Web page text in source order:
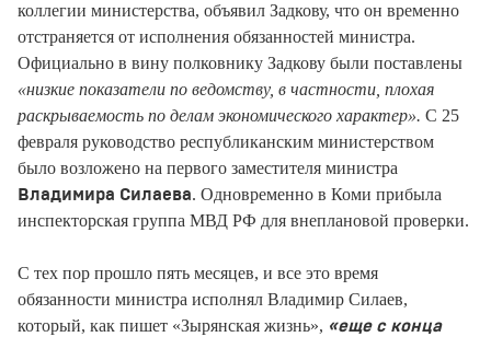
коллегии министерства, объявил Задкову, что он временно
отстраняется от исполнения обязанностей министра.
Официально в вину полковнику Задкову были поставлены
«низкие показатели по ведомству, в частности, плохая
раскрываемость по делам экономического характер». С 25
февраля руководство республиканским министерством
было возложено на первого заместителя министра
Владимира Силаева. Одновременно в Коми прибыла
инспекторская группа МВД РФ для внеплановой проверки.
С тех пор прошло пять месяцев, и все это время
обязанности министра исполнял Владимир Силаев,
который, как пишет «Зырянская жизнь», «еще с конца